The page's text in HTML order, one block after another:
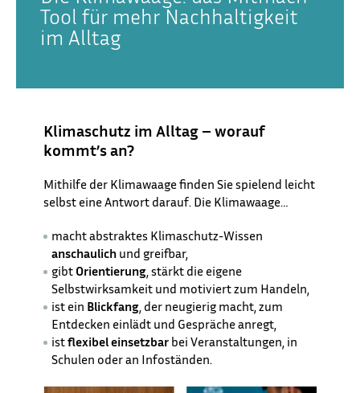
Tool für mehr Nachhaltigkeit
im Alltag
Klimaschutz im Alltag – worauf
kommt’s an?
Mithilfe der Klimawaage finden Sie spielend leicht
selbst eine Antwort darauf. Die Klimawaage…
macht abstraktes Klimaschutz-Wissen
anschaulich und greifbar,
gibt Orientierung, stärkt die eigene
Selbstwirksamkeit und motiviert zum Handeln,
ist ein Blickfang, der neugierig macht, zum
Entdecken einlädt und Gespräche anregt,
istflexibel einsetzbarbei Veranstaltungen, in
Schulen oder an Infoständen.